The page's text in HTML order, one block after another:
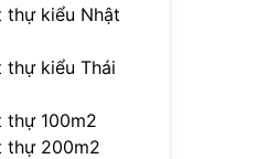
thự kiểu Nhật
thự kiểu Thái
thự 100m2
thự 200m2